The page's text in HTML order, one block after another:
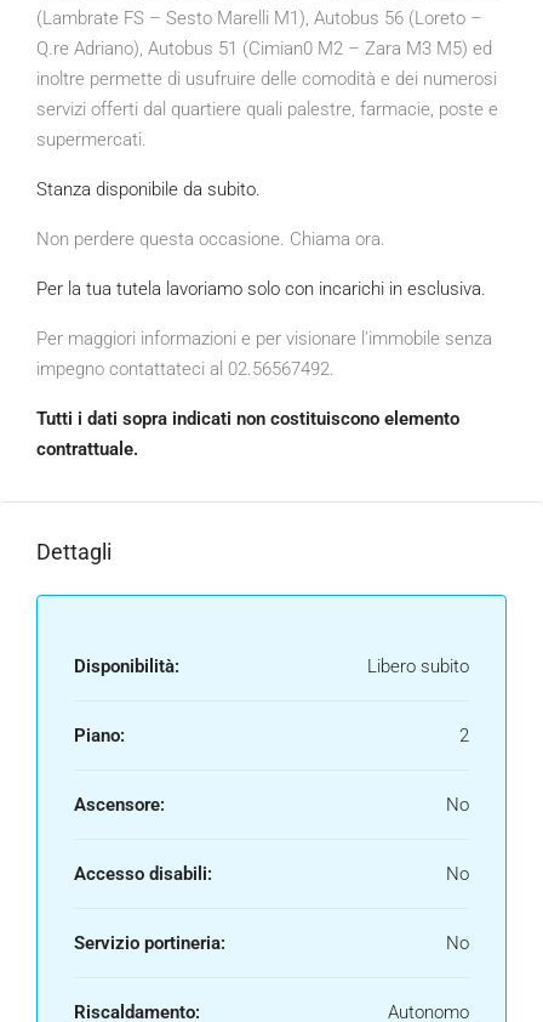
(Lambrate FS – Sesto Marelli M1), Autobus 56 (Loreto –
Q.re Adriano), Autobus 51 (Cimian0 M2 – Zara M3 M5) ed
inoltre permette di usufruire delle comodità e dei numerosi
servizi offerti dal quartiere quali palestre, farmacie, poste e
supermercati.
Stanza disponibile da subito.
Non perdere questa occasione. Chiama ora.
Per la tua tutela lavoriamo solo con incarichi in esclusiva.
Per maggiori informazioni e per visionare l’immobile senza
impegno contattateci al 02.56567492.
Tutti i dati sopra indicati non costituiscono elemento
contrattuale.
Dettagli
Disponibilità: Libero subito
Piano: 2
Ascensore: No
Accesso disabili: No
Servizio portineria: No
Riscaldamento: Autonomo